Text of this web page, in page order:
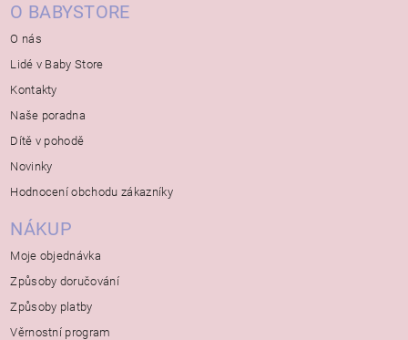
O BABYSTORE
O nás
Lidé v Baby Store
Kontakty
Naše poradna
Dítě v pohodě
Novinky
Hodnocení obchodu zákazníky
NÁKUP
Moje objednávka
Způsoby doručování
Způsoby platby
Věrnostní program